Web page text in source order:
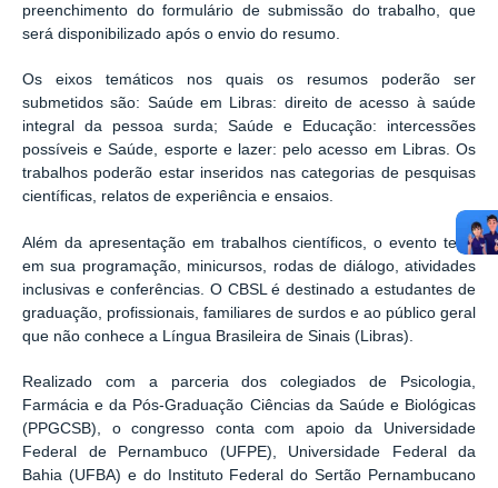
preenchimento do formulário de submissão do trabalho, que
será disponibilizado após o envio do resumo.
Os eixos temáticos nos quais os resumos poderão ser
submetidos são: Saúde em Libras: direito de acesso à saúde
integral da pessoa surda; Saúde e Educação: intercessões
possíveis e Saúde, esporte e lazer: pelo acesso em Libras. Os
trabalhos poderão estar inseridos nas categorias de pesquisas
científicas, relatos de experiência e ensaios.
Além da apresentação em trabalhos científicos, o evento terá,
em sua programação, minicursos, rodas de diálogo, atividades
inclusivas e conferências. O CBSL é destinado a estudantes de
graduação, profissionais, familiares de surdos e ao público geral
que não conhece a Língua Brasileira de Sinais (Libras).
Realizado com a parceria dos colegiados de Psicologia,
Farmácia e da Pós-Graduação Ciências da Saúde e Biológicas
(PPGCSB), o congresso conta com apoio da Universidade
Federal de Pernambuco (UFPE), Universidade Federal da
Bahia (UFBA) e do Instituto Federal do Sertão Pernambucano